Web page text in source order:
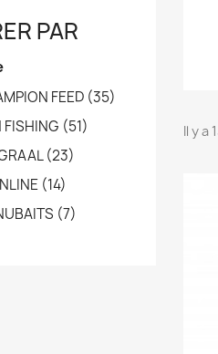
PAR
FEED (35)
FISHING (51)
(23)
(14)
(7)
Il y a